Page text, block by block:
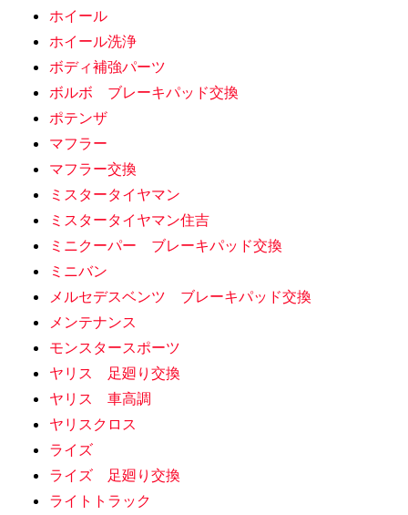
ホイール
ホイール洗浄
ボディ補強パーツ
ボルボ ブレーキパッド交換
ポテンザ
マフラー
マフラー交換
ミスタータイヤマン
ミスタータイヤマン住吉
ミニクーパー ブレーキパッド交換
ミニバン
メルセデスベンツ ブレーキパッド交換
メンテナンス
モンスタースポーツ
ヤリス 足廻り交換
ヤリス 車高調
ヤリスクロス
ライズ
ライズ 足廻り交換
ライトトラック